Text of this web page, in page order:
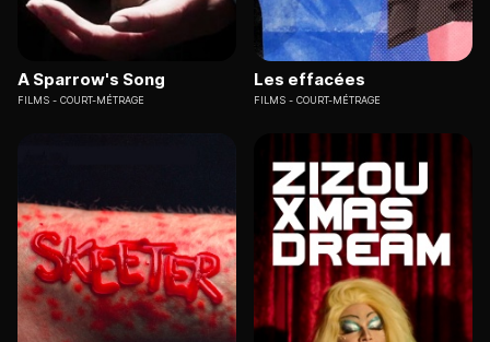
A Sparrow's Song
FILMS COURT-MÉTRAGE
Les effacées
FILMS COURT-MÉTRAGE